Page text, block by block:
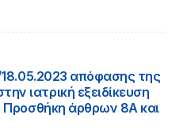
18.05.2023 απόφασης της
ιατρική εξειδίκευση
Προσθήκη άρθρων 8Α και